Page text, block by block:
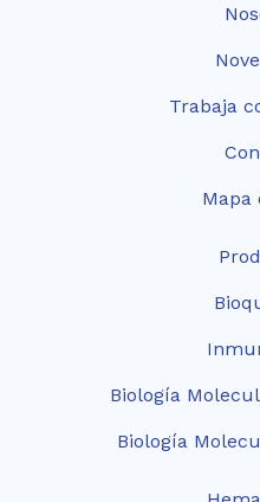
Trabaja
Mapa
Biología
Biología